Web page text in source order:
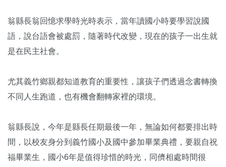
翁縣長翁回憶求學時光時表示，當年讀國小時要學習說國
語，說台語會被處罰，隨著時代改變，現在的孩子一出生就
是在民主社會。
尤其義竹鄉親都知道教育的重要性，讓孩子們透過念書轉換
不同人生跑道，也有機會翻轉家裡的環境。
翁縣長說，今年是縣長任期最後一年，無論如何都要排出時
間，以校友身分到義竹國小及國中參加畢業典禮，要親自祝
福畢業生，國小6年是值得珍惜的時光，同儕相處時間很